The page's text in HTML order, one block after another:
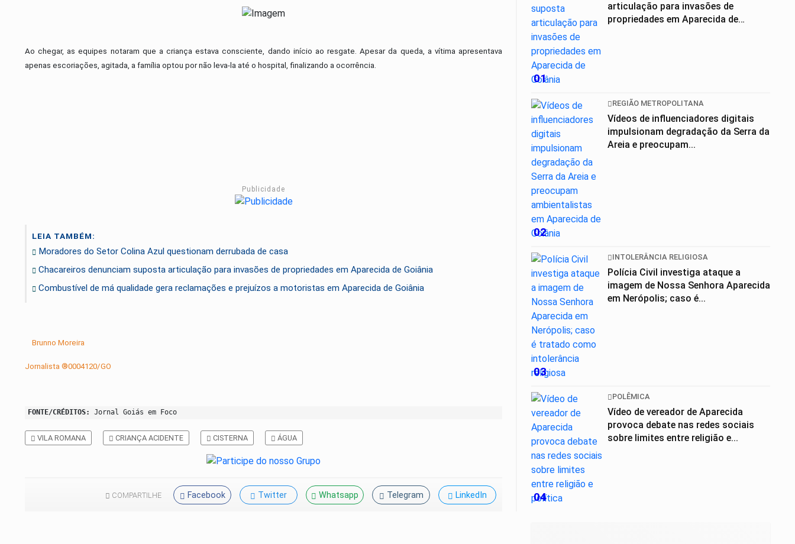
Ao chegar, as equipes notaram que a criança estava consciente, dando início ao resgate. Apesar da queda, a vítima apresentava
apenas escoriações, agitada, a família optou por não leva-la até o hospital, finalizando a ocorrência.
Publicidade
LEIA TAMBÉM:
Moradores do Setor Colina Azul questionam derrubada de casa
Chacareiros denunciam suposta articulação para invasões de propriedades em Aparecida de Goiânia
Combustível de má qualidade gera reclamações e prejuízos a motoristas em Aparecida de Goiânia
Brunno Moreira
Jornalista ®0004120/GO
FONTE/CRÉDITOS: Jornal Goiás em Foco
VILA ROMANA CRIANÇA ACIDENTE CISTERNA ÁGUA
COMPARTILHE Facebook Twitter Whatsapp Telegram LinkedIn
01
articulação para invasões de
propriedades em Aparecida de
02
REGIÃO METROPOLITANA
Vídeos de influenciadores digitais
impulsionam degradação da Serra da
Areia e preocupam...
03
INTOLERÂNCIA RELIGIOSA
Polícia Civil investiga ataque a
imagem de Nossa Senhora Aparecida
em Nerópolis; caso é...
04
POLÊMICA
Vídeo de vereador de Aparecida
provoca debate nas redes sociais
sobre limites entre religião e...